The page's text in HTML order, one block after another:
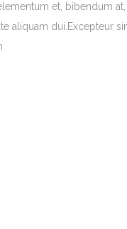
et, bibendum at,
aliquam dui.Excepteur